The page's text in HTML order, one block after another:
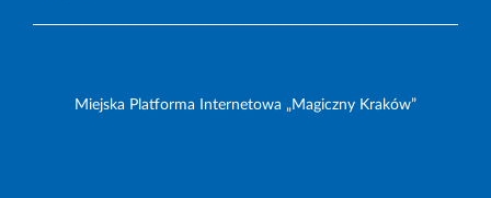
Miejska Platforma Internetowa „Magiczny Kraków”